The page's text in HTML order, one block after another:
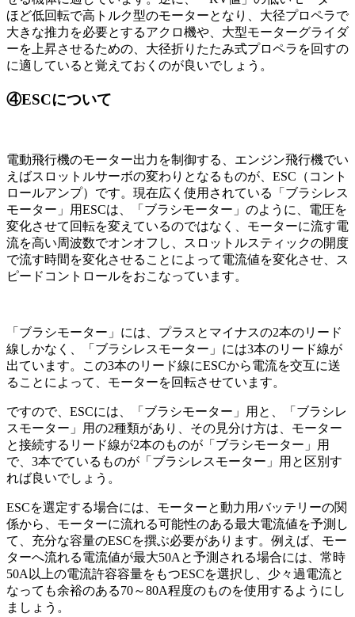
ほど低回転で高トルク型のモーターとなり、大径プロペラで
大きな推力を必要とするアクロ機や、大型モーターグライダ
ーを上昇させるための、大径折りたたみ式プロペラを回すの
に適していると覚えておくのが良いでしょう。
④ESCについて
電動飛行機のモーター出力を制御する、エンジン飛行機でい
えばスロットルサーボの変わりとなるものが、ESC（コント
ロールアンプ）です。現在広く使用されている「ブラシレス
モーター」用ESCは、「ブラシモーター」のように、電圧を
変化させて回転を変えているのではなく、モーターに流す電
流を高い周波数でオンオフし、スロットルスティックの開度
で流す時間を変化させることによって電流値を変化させ、ス
ピードコントロールをおこなっています。
「ブラシモーター」には、プラスとマイナスの2本のリード
線しかなく、「ブラシレスモーター」には3本のリード線が
出ています。この3本のリード線にESCから電流を交互に送
ることによって、モーターを回転させています。
ですので、ESCには、「ブラシモーター」用と、「ブラシレ
スモーター」用の2種類があり、その見分け方は、モーター
と接続するリード線が2本のものが「ブラシモーター」用
で、3本でているものが「ブラシレスモーター」用と区別す
れば良いでしょう。
ESCを選定する場合には、モーターと動力用バッテリーの関
係から、モーターに流れる可能性のある最大電流値を予測し
て、充分な容量のESCを撰ぶ必要があります。例えば、モー
ターへ流れる電流値が最大50Aと予測される場合には、常時
50A以上の電流許容容量をもつESCを選択し、少々過電流と
なっても余裕のある70～80A程度のものを使用するようにし
ましょう。